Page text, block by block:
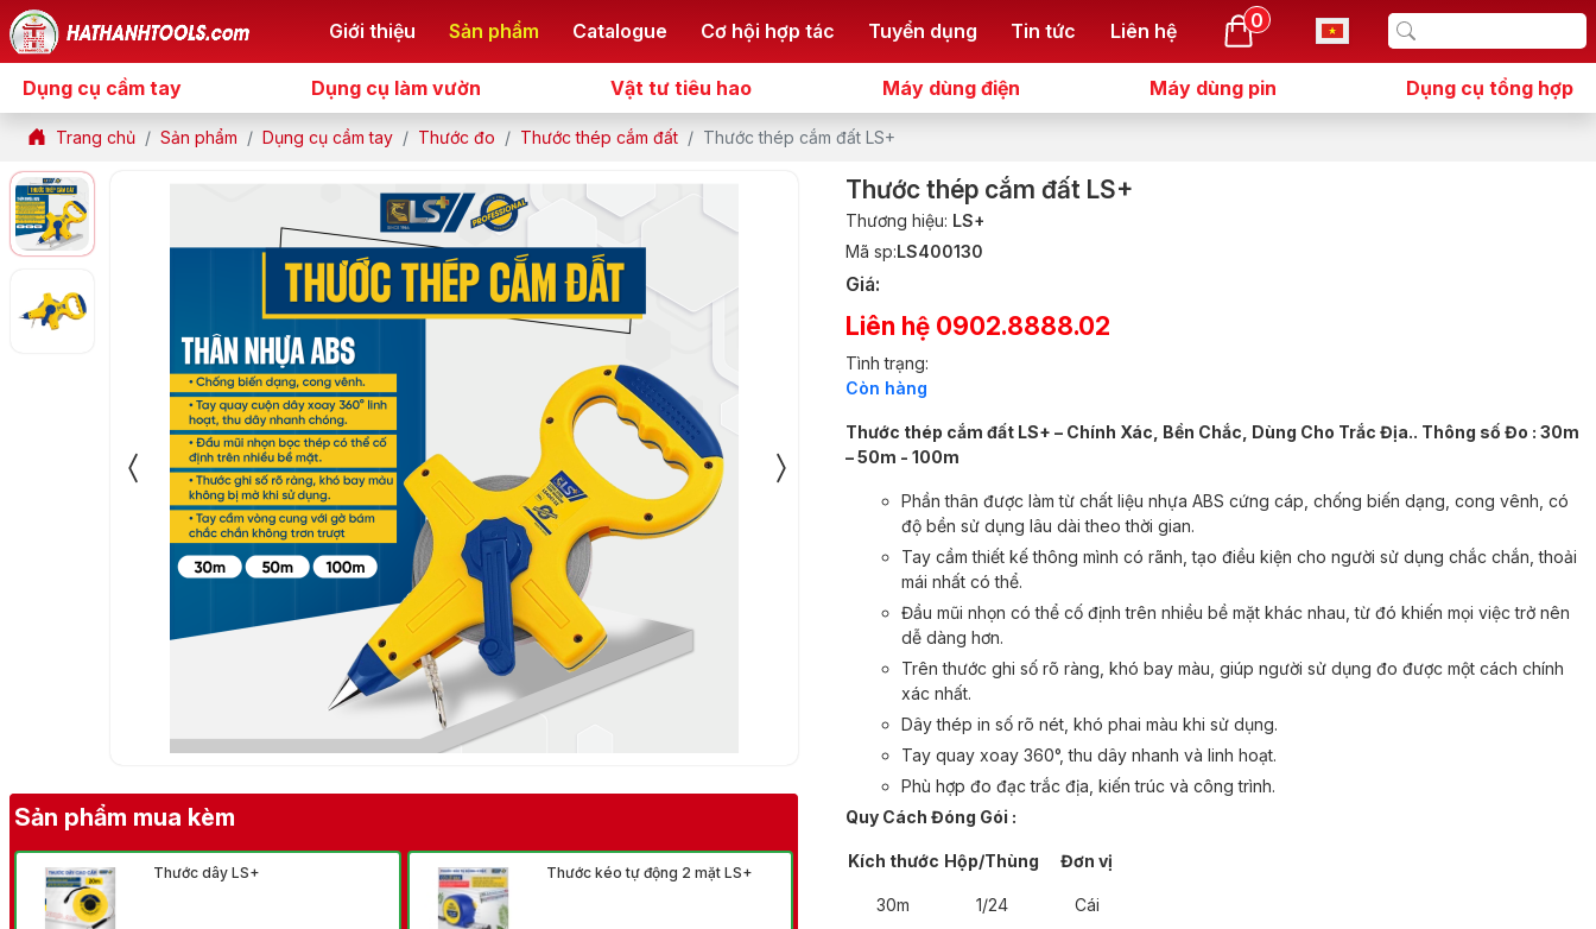
Giới thiệu Sản phẩm Catalogue Cơ hội hợp tác Tuyển dụng Tin tức Liên hệ 0
Dụng cụ cầm tay Dụng cụ làm vườn Vật tư tiêu hao Máy dùng điện Máy dùng pin Dụng cụ tổng hợp
Trang chủ Sản phẩm Dụng cụ cầm tay Thước đo Thước thép cắm đất Thước thép cắm đất LS+
Sản phẩm mua kèm
Thước dây LS+ Thước kéo tự động 2 mặt LS+ Thước ke góc vuông LS+
Thước thép cắm đất LS+
Thương hiệu: LS+
Mã sp:LS400130
Giá:
Liên hệ 0902.8888.02
Tình trạng:
Còn hàng
Thước thép cắm đất LS+ – Chính Xác, Bền Chắc, Dùng Cho Trắc Địa.. Thông số Đo : 30m
– 50m - 100m
Phần thân được làm từ chất liệu nhựa ABS cứng cáp, chống biến dạng, cong vênh, có
độ bền sử dụng lâu dài theo thời gian.
Tay cầm thiết kế thông mình có rãnh, tạo điều kiện cho người sử dụng chắc chắn, thoải
mái nhất có thể.
Đầu mũi nhọn có thể cố định trên nhiều bề mặt khác nhau, từ đó khiến mọi việc trở nên
dễ dàng hơn.
Trên thước ghi số rõ ràng, khó bay màu, giúp người sử dụng đo được một cách chính
xác nhất.
Dây thép in số rõ nét, khó phai màu khi sử dụng.
Tay quay xoay 360°, thu dây nhanh và linh hoạt.
Phù hợp đo đạc trắc địa, kiến trúc và công trình.
Quy Cách Đóng Gói :
Kích thước Hộp/Thùng Đơn vị
30m 1/24 Cái